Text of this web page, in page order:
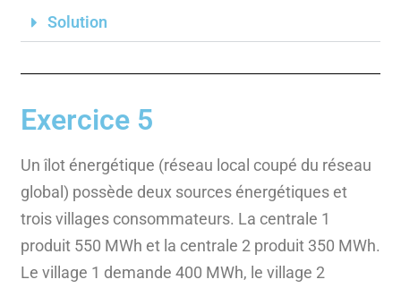
Solution
Exercice 5
Un îlot énergétique (réseau local coupé du réseau
global) possède deux sources énergétiques et
trois villages consommateurs. La centrale 1
produit 550 MWh et la centrale 2 produit 350 MWh.
Le village 1 demande 400 MWh, le village 2